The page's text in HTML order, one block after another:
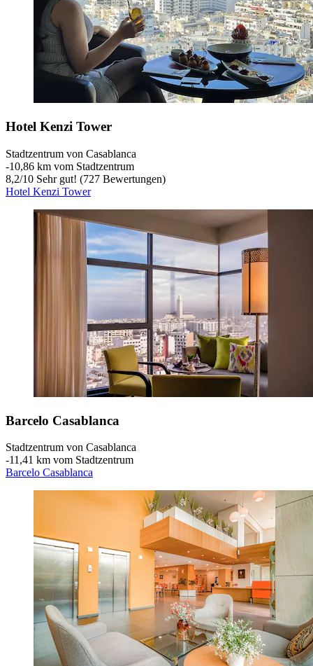
Hotel Kenzi Tower
Stadtzentrum von Casablanca
‐10,86 km vom Stadtzentrum
8,2/10 Sehr gut! (727 Bewertungen)
Hotel Kenzi Tower
Barcelo Casablanca
Stadtzentrum von Casablanca
‐11,41 km vom Stadtzentrum
Barcelo Casablanca